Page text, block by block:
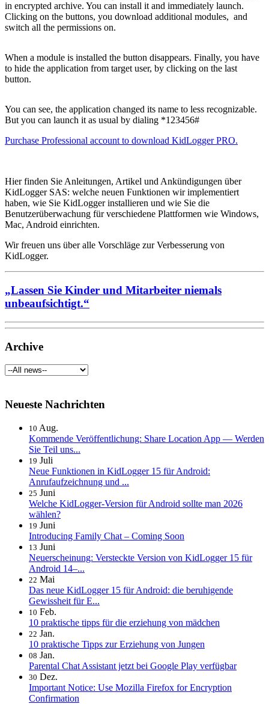
in encrypted archive. You can install it and immediately launch.
Clicking on the buttons, you download additional modules, and
switch all the permissions on.
When a module is installed the button disappears. Finally, you have
to hide the application from target user, by clicking on the last
button.
You can see, the application changed its name to less recognizable.
But you can launch it as usual by dialing *123456#
Purchase Professional account to download KidLogger PRO.
Hier finden Sie Anleitungen, Artikel und Ankündigungen über
KidLogger SAS: welche neuen Funktionen wir implementiert
haben, wie Sie KidLogger installieren und wie Sie die
Benutzerüberwachung für verschiedene Plattformen wie Windows,
Mac, Android einrichten.
Wir freuen uns über alle Vorschläge zur Verbesserung von
KidLogger.
„Lassen Sie Kinder und Mitarbeiter niemals
unbeaufsichtigt.“
Archive
Neueste Nachrichten
10 Aug.
Kommende Veröffentlichung: Share Location App — Werden
Sie Teil uns...
19 Juli
Neue Funktionen in KidLogger 15 für Android:
Anrufaufzeichnung und ...
25 Juni
Welche KidLogger-Version für Android sollte man 2026
wählen?
19 Juni
Introducing Family Chat – Coming Soon
13 Juni
Neuerscheinung: Versteckte Version von KidLogger 15 für
Android 14–...
22 Mai
Das neue KidLogger 15 für Android: die beruhigende
Gewissheit für E...
10 Feb.
10 praktische tipps für die erziehung von mädchen
22 Jan.
10 praktische Tipps zur Erziehung von Jungen
08 Jan.
Parental Chat Assistant jetzt bei Google Play verfügbar
30 Dez.
Important Notice: Use Mozilla Firefox for Encryption
Confirmation